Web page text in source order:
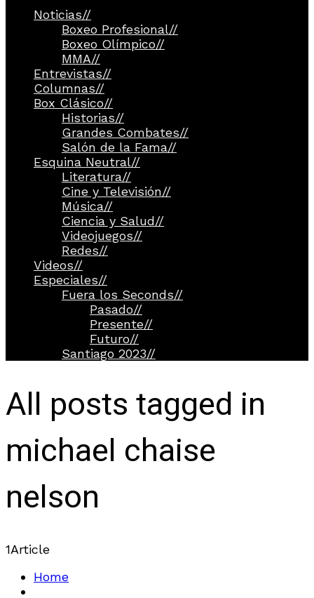
Noticias//
Boxeo Profesional//
Boxeo Olímpico//
MMA//
Entrevistas//
Columnas//
Box Clásico//
Historias//
Grandes Combates//
Salón de la Fama//
Esquina Neutral//
Literatura//
Cine y Televisión//
Música//
Ciencia y Salud//
Videojuegos//
Redes//
Videos//
Especiales//
Fuera los Seconds//
Pasado//
Presente//
Futuro//
Santiago 2023//
All posts tagged in
michael chaise
nelson
1Article
Home